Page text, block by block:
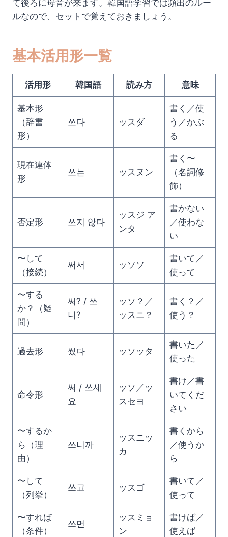
て後ろに母音が来ます。韓国語学習では頻出のルー
ルなので、セットで覚えておきましょう。
基本活用形一覧
活用形 韓国語 読み方 意味
基本形
（辞書
形）
쓰다 ッスダ
書く／使
う／かぶ
る
現在連体
形
쓰는 ッスヌン
書く〜
（名詞修
飾）
否定形 쓰지 않다
ッスジ ア
ンタ
書かない
／使わな
い
〜して
（接続）
써서 ッソソ
書いて／
使って
〜する
か？（疑
問）
써? / 쓰
니?
ッソ？／
ッスニ？
書く？／
使う？
過去形 썼다 ッソッタ
書いた／
使った
命令形
써 / 쓰세
요
ッソ／ッ
スセヨ
書け／書
いてくだ
さい
〜するか
ら（理
由）
쓰니까
ッスニッ
カ
書くから
／使うか
ら
〜して
（列挙）
쓰고 ッスゴ
書いて／
使って
〜すれば
（条件）
쓰면
ッスミョ
ン
書けば／
使えば